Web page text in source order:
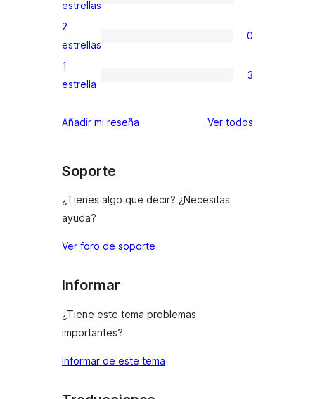
0
valoraciones
de
estrellas
0
valoraciones
de
estrellas
2
estrellas
0
3
de
1
estrella
3
Añadir mi reseña Ver todos
Soporte
¿Tienes algo que decir? ¿Necesitas
ayuda?
Ver foro de soporte
Informar
¿Tiene este tema problemas
importantes?
Informar de este tema